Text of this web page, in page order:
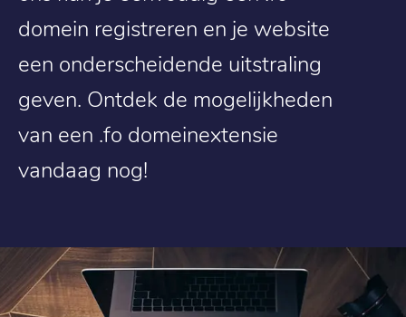
domein registreren en je website
een onderscheidende uitstraling
geven. Ontdek de mogelijkheden
van een .fo domeinextensie
vandaag nog!